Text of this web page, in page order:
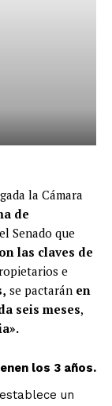
la Cámara
de
Senado que
las claves de
e
se pactarán en
seis meses,
los 3 años.
un